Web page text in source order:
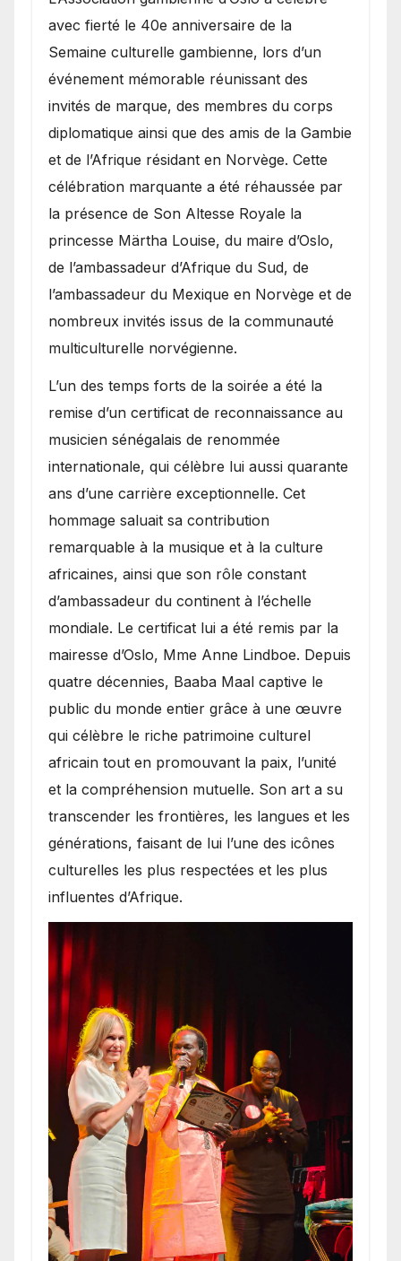
avec fierté le 40e anniversaire de la
Semaine culturelle gambienne, lors d’un
événement mémorable réunissant des
invités de marque, des membres du corps
diplomatique ainsi que des amis de la Gambie
et de l’Afrique résidant en Norvège. Cette
célébration marquante a été réhaussée par
la présence de Son Altesse Royale la
princesse Märtha Louise, du maire d’Oslo,
de l’ambassadeur d’Afrique du Sud, de
l’ambassadeur du Mexique en Norvège et de
nombreux invités issus de la communauté
multiculturelle norvégienne.
​L’un des temps forts de la soirée a été la
remise d’un certificat de reconnaissance au
musicien sénégalais de renommée
internationale, qui célèbre lui aussi quarante
ans d’une carrière exceptionnelle. Cet
hommage saluait sa contribution
remarquable à la musique et à la culture
africaines, ainsi que son rôle constant
d’ambassadeur du continent à l’échelle
mondiale. Le certificat lui a été remis par la
mairesse d’Oslo, Mme Anne Lindboe. Depuis
quatre décennies, Baaba Maal captive le
public du monde entier grâce à une œuvre
qui célèbre le riche patrimoine culturel
africain tout en promouvant la paix, l’unité
et la compréhension mutuelle. Son art a su
transcender les frontières, les langues et les
générations, faisant de lui l’une des icônes
culturelles les plus respectées et les plus
influentes d’Afrique.